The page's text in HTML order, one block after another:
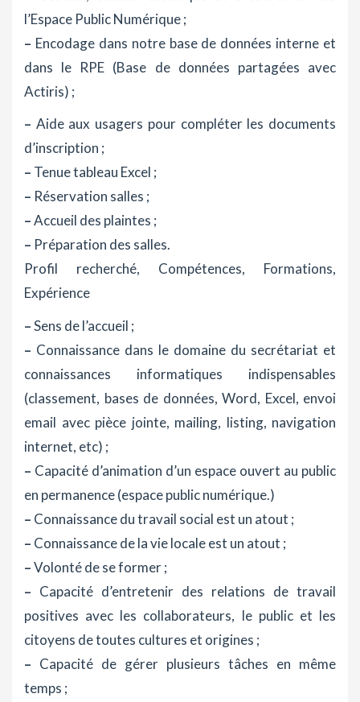
l’Espace Public Numérique ;
– Encodage dans notre base de données interne et
dans le RPE (Base de données partagées avec
Actiris) ;
– Aide aux usagers pour compléter les documents
d’inscription ;
– Tenue tableau Excel ;
– Réservation salles ;
–Accueil des plaintes ;
– Préparation des salles.
Profil recherché, Compétences, Formations,
Expérience
–Sens de l’accueil ;
– Connaissance dans le domaine du secrétariat et
connaissances informatiques indispensables
(classement, bases de données, Word, Excel, envoi
email avec pièce jointe, mailing, listing, navigation
internet, etc) ;
– Capacité d’animation d’un espace ouvert au public
en permanence (espace public numérique.)
– Connaissance du travail social est un atout ;
– Connaissance de la vie locale est un atout ;
–Volonté de se former ;
– Capacité d’entretenir des relations de travail
positives avec les collaborateurs, le public et les
citoyens de toutes cultures et origines ;
– Capacité de gérer plusieurs tâches en même
temps ;